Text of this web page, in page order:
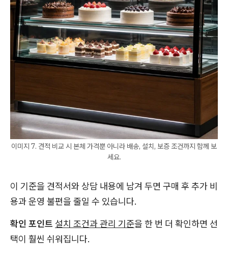
이미지 7. 견적 비교 시 본체 가격뿐 아니라 배송, 설치, 보증 조건까지 함께 보
세요.
이 기준을 견적서와 상담 내용에 남겨 두면 구매 후 추가 비
용과 운영 불편을 줄일 수 있습니다.
확인 포인트 설치 조건과 관리 기준을 한 번 더 확인하면 선
택이 훨씬 쉬워집니다.